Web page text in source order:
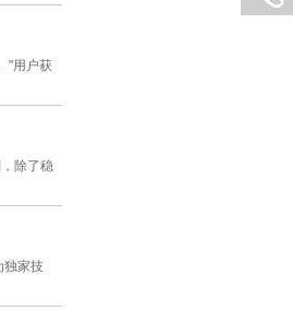
"用户获
除了稳
独家技